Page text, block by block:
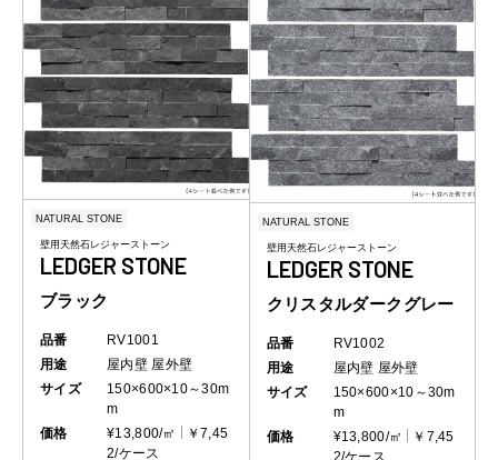
NATURAL STONE
壁用天然石レジャーストーン
LEDGER STONE
ブラック
品番
RV1001
用途
屋内壁 屋外壁
サイズ
150×600×10～30m
m
価格
¥13,800/㎡
￥7,45
2/ケース
NATURAL STONE
壁用天然石レジャーストーン
LEDGER STONE
クリスタルダークグレー
品番
RV1002
用途
屋内壁 屋外壁
サイズ
150×600×10～30m
m
価格
¥13,800/㎡
￥7,45
2/ケース